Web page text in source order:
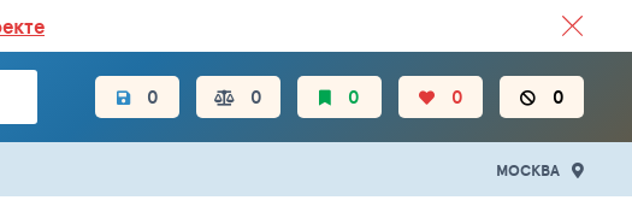
ЦЕН.
0 0 0 0 0
МОСКВА